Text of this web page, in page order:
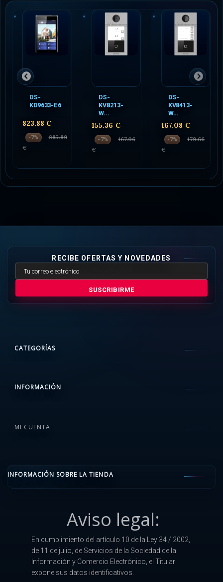
DS-
KD9633-E6
823.88 €
-7%
885.89
€
DS-
KV8213-
W...
155.36 €
-7%
167.06
€
DS-
KV8413-
W...
167.08 €
-7%
179.66
€
RECIBE OFERTAS Y NOVEDADES
SUSCRIBIRME
CATEGORÍAS
INFORMACIÓN
MI CUENTA
INFORMACIÓN SOBRE LA TIENDA
Aviso legal:
En cumplimiento del artículo 10 de la Ley 34 / 2002,
de 11 de julio, de Servicios de la Sociedad de la
Información y Comercio Electrónico, el Titular
expone sus datos identificativos.